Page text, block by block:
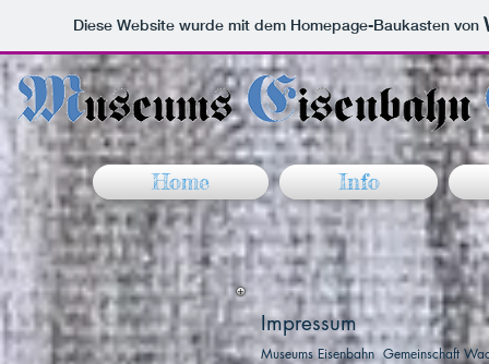
Diese Website wurde mit dem Homepage-Baukasten von
Home Info
Impressum
Museums Eisenbahn Gemeinschaft